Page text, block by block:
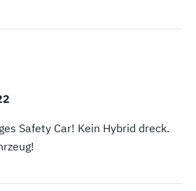
Safety Car! Kein Hybrid dreck.